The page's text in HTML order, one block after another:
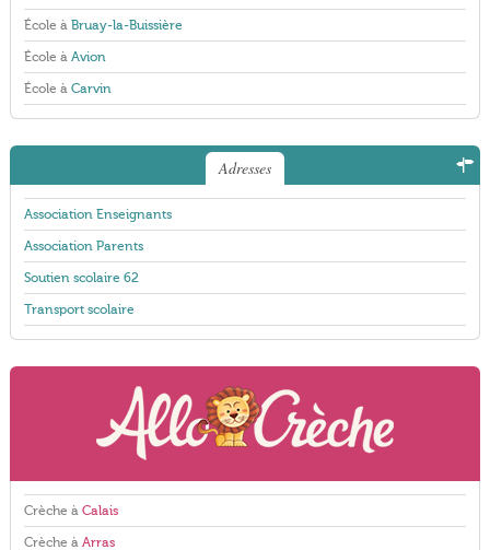
École à Bruay-la-Buissière
École à Avion
École à Carvin
Adresses
Association Enseignants
Association Parents
Soutien scolaire 62
Transport scolaire
Crèche à Calais
Crèche à Arras